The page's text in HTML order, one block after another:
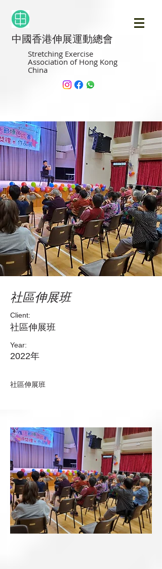
中國香港伸展運動總會
Stretching Exercise
Association of Hong Kong
China
社區伸展班
Client:
社區伸展班
Year:
2022年
社區伸展班